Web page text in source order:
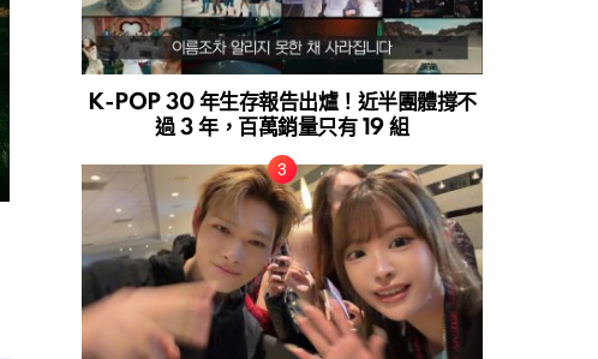
K-POP 30 年生存報告出爐！近半團體撐不
過 3 年，百萬銷量只有 19 組